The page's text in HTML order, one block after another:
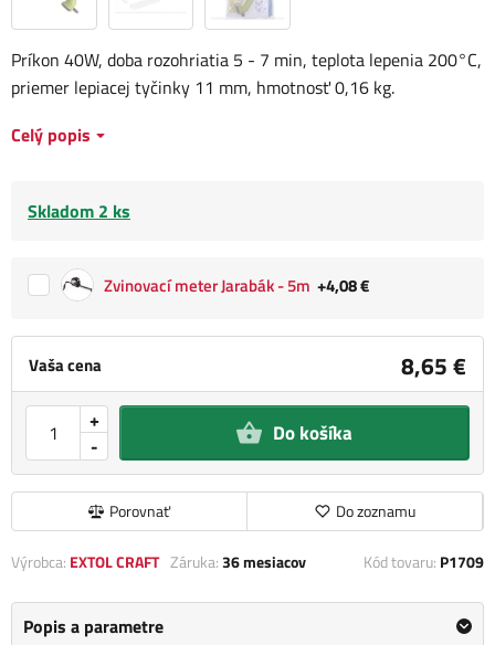
Vaša cena 8,65 €
-
+ Do košíka
Porovnať Do zoznamu
Príkon 40W, doba rozohriatia 5 - 7 min, teplota lepenia 200°C,
priemer lepiacej tyčinky 11 mm, hmotnosť 0,16 kg.
Celý popis
Skladom 2 ks
Zvinovací meter Jarabák - 5m +4,08 €
Výrobca: EXTOL CRAFT Záruka:36 mesiacov Kód tovaru: P1709
Popis a parametre